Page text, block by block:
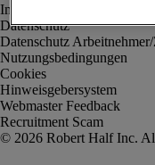
Impressum
Datenschutz
Datenschutz
Nutzungsbedingungen
Cookies
Hinweisgebersystem
Webmaster Feedback
Recruitment Scam